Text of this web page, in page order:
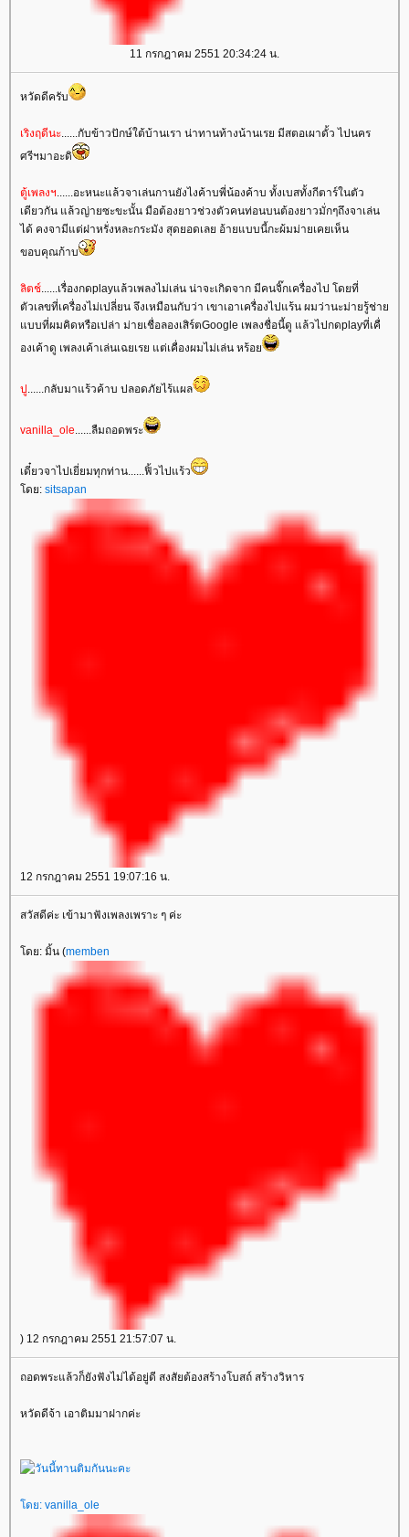
11 กรกฎาคม 2551 20:34:24 น.
หวัดดีครับ
เริงฤดีนะ ......กับข้าวปักษ์ใต้บ้านเรา น่าทานท้างน้านเรย มีสตอเผาดั้ว ไปนคร
ศรีฯมาอะดิ
ตู้เพลงฯ ......อะหนะแล้วจาเล่นกานยังไงค้าบพี่น้องค้าบ ทั้งเบสทั้งกีตาร์ในตัว
เดียวกัน แล้วญ่ายซะขะนั้น มือต้องยาวช่วงตัวคนท่อนบนต้องยาวมั่กๆถึงจาเล่น
ได้ คงจามีแต่ฝาหรั่งหละกระมัง สุดยอดเลย อ้ายแบบนี้กะผ้มม่ายเคยเห็น
ขอบคุณก้าบ
ลิตช์ ......เรื่องกดplayแล้วเพลงไม่เล่น น่าจะเกิดจาก มีคนจิ๊กเครื่องไป โดยที่
ตัวเลขที่เครื่องไม่เปลี่ยน จึงเหมือนกับว่า เขาเอาเครื่องไปแร้น ผมว่านะม่ายรู้ช่า
บบที่ผมคิดหรือเปล่า ม่ายเชื่อลองเสิร์ตGoogle เพลงชื่อนี้ดู แล้วไปกดplayที่เคื่
องเค้าดู เพลงเค้าเล่นเฉยเรย แต่เคื่องผมไม่เล่น หร้อ
ปู ......กลับมาแร้วค้าบ ปลอดภัยไร้แผล
vanilla_ole ......ลืมถอดพระ
เดี๋ยวจาไปเยี่ยมทุกท่าน......ฟิ้วไปแร้ว
ดย: sitsapan
12 กรกฎาคม 2551 19:07:16 น.
สวัสดีค่ะ เข้ามาฟังเพลงเพราะ ๆ ค่ะ
ดย: มิ้น (memben
) 12 กรกฎาคม 2551 21:57:07 น.
ถอดพระแล้วก็ยังฟังไม่ได้อยู่ดี สงสัยต้องสร้างโบสถ์ สร้างวิหาร
หวัดดีจ้า เอาติมมาฝากค่ะ
ดย: vanilla_ole